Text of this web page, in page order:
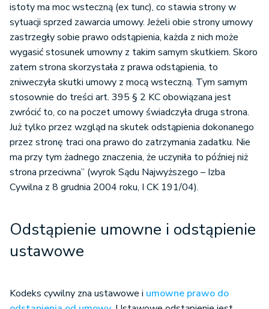
istoty ma moc wsteczną (ex tunc), co stawia strony w
sytuacji sprzed zawarcia umowy. Jeżeli obie strony umowy
zastrzegły sobie prawo odstąpienia, każda z nich może
wygasić stosunek umowny z takim samym skutkiem. Skoro
zatem strona skorzystała z prawa odstąpienia, to
zniweczyła skutki umowy z mocą wsteczną. Tym samym
stosownie do treści art. 395 § 2 KC obowiązana jest
zwrócić to, co na poczet umowy świadczyła druga strona.
Już tylko przez wzgląd na skutek odstąpienia dokonanego
przez stronę traci ona prawo do zatrzymania zadatku. Nie
ma przy tym żadnego znaczenia, że uczyniła to później niż
strona przeciwna” (wyrok Sądu Najwyższego – Izba
Cywilna z 8 grudnia 2004 roku, I CK 191/04).
Odstąpienie umowne i odstąpienie
ustawowe
Kodeks cywilny zna ustawowe i umowne prawo do